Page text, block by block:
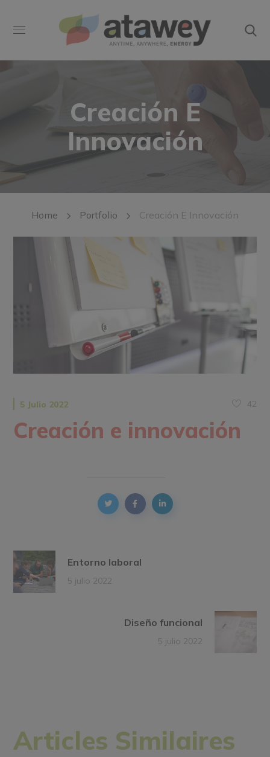
Creación E
Innovación
Home Portfolio Creación E Innovación
5 Julio 2022 42
Creación e innovación
Entorno laboral
5 julio 2022
Diseño funcional
5 julio 2022
Articles Similaires